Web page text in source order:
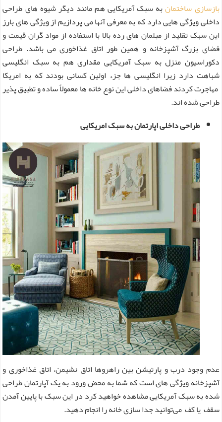
بازسازی ساختمانبه سبک آمریکایی هم مانند دیگر شیوه های طراحی
داخلی ویژگی هایی دارد که به معرفی آنها می پردازیم از ویژگی های بارز
این سبک تقلید از مبلمان های رده بالا با استفاده از مواد گران قیمت و
فضای بزرگ آشپزخانه و همین طور اتاق غذاخوری می باشد. طراحی
دکوراسیون منزل به سبک آمریکایی مقداری هم به سبک انگلیسی
شباهت دارد زیرا انگلیسی ها جزء اولین کسانی بودند که به امریکا
مهاجرت کردند فضاهای داخلی این نوع خانه ها معمولاً ساده و تطبیق پذیر
طراحی شده‌ اند.
طراحی داخلی اپارتمان به سبک امریکایی
عدم وجود درب و پارتیشن بین راهروها اتاق نشیمن، اتاق غذاخوری و
آشپزخانه ویژگی های است که شما به محض ورود به یک آپارتمان طراحی
شده به سبک آمریکایی مشاهده خواهید کرد در این سبک با پایین آمدن
سقف یا کف می‌توانید جدا سازی خانه را انجام دهید.